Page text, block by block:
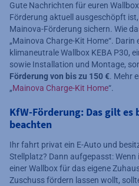
Gute Nachrichten für euren
Förderung aktuell ausgeschöpft
Mainova-Förderung sichern. Wie
„Mainova Charge-Kit Home“.
klimaneutrale Wallbox KEBA P30,
sowie Installation und Montage,
Förderung von bis zu 150 €. Mehr
„Mainova Charge-Kit Home“.
KfW-Förderung: Das gilt es
beachten
Ihr fahrt privat ein E-Auto und
Stellplatz? Dann aufgepasst:
einer Wallbox für das eigene
Zuschuss fördern lassen wollt,